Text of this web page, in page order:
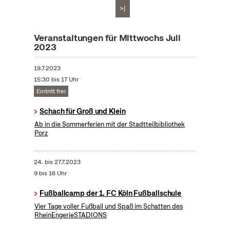
>|
Veranstaltungen für Mittwochs Juli
2023
19.7.2023
15:30 bis 17 Uhr
Eintritt frei
Schach für Groß und Klein
Ab in die Sommerferien mit der Stadtteilbibliothek
Porz
24. bis27.7.2023
9 bis 16 Uhr
Fußballcamp der 1. FC Köln Fußballschule
Vier Tage voller Fußball und Spaß im Schatten des
RheinEngerieSTADIONS